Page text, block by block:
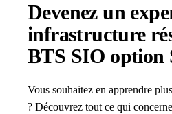
Devenez un
infrastructure
BTS SIO option
Vous souhaitez en apprendre
? Découvrez tout ce qui